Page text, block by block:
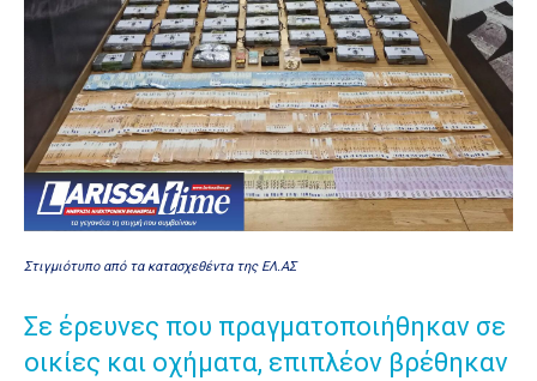
Στιγμιότυπο από τα κατασχεθέντα της ΕΛ.ΑΣ
Σε έρευνες που πραγματοποιήθηκαν σε
οικίες και οχήματα, επιπλέον βρέθηκαν